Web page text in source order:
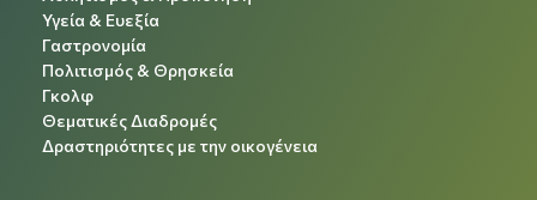
Υγεία & Ευεξία
Γαστρονομία
Πολιτισμός & Θρησκεία
Γκολφ
Θεματικές Διαδρομές
Δραστηριότητες με την οικογένεια